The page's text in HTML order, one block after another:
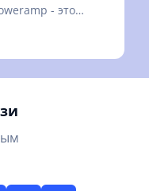
- это
версия